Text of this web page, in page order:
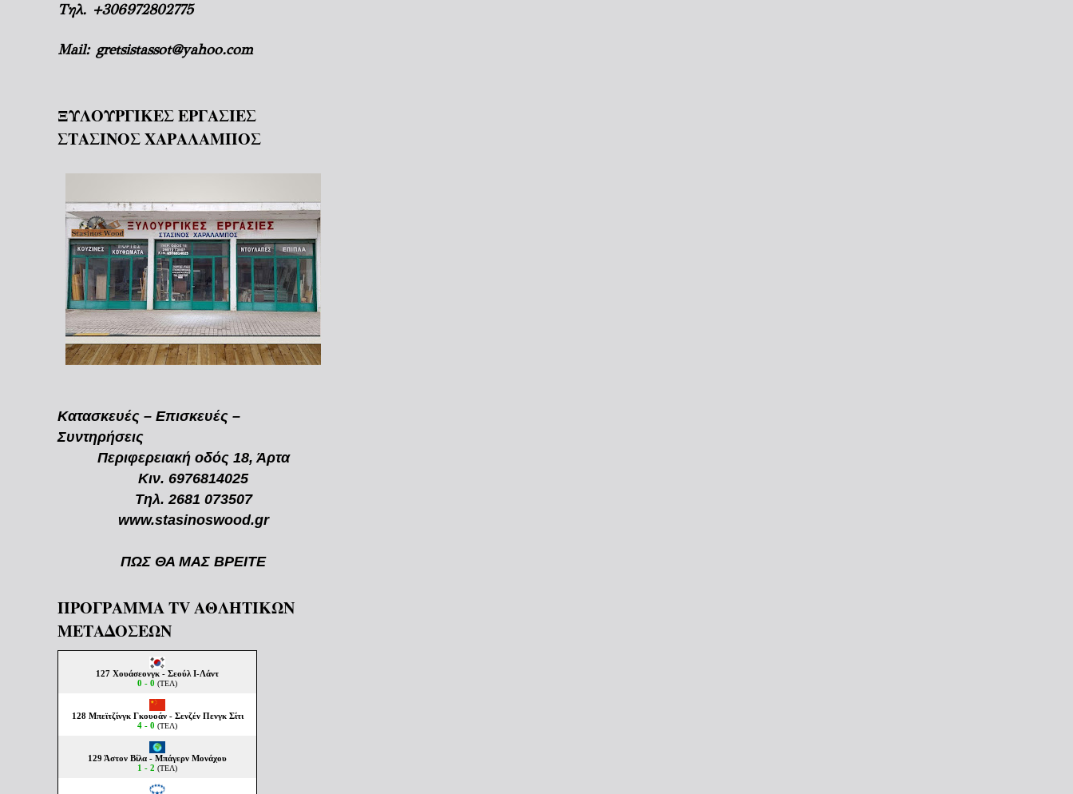
Τηλ. +306972802775
Mail: gretsistassot@yahoo.com
ΞΥΛΟΥΡΓΙΚΕΣ ΕΡΓΑΣΙΕΣ
ΣΤΑΣΙΝΟΣ ΧΑΡΑΛΑΜΠΟΣ
Κατασκευές – Επισκευές –
Συντηρήσεις
Περιφερειακή οδός 18, Άρτα
Κιν. 6976814025
Τηλ. 2681 073507
www.stasinoswood.gr
ΠΩΣ ΘΑ ΜΑΣ ΒΡΕΙΤΕ
ΠΡΟΓΡΑΜΜΑ TV ΑΘΛΗΤΙΚΩΝ
ΜΕΤΑΔΟΣΕΩΝ